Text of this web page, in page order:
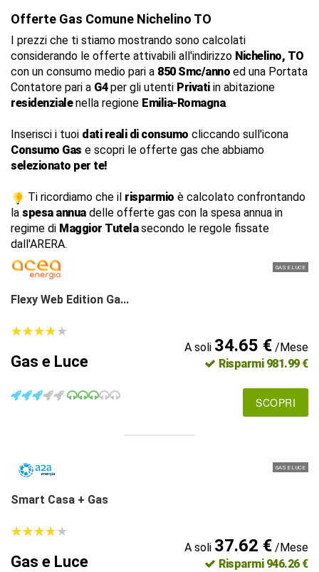
Offerte Gas Comune Nichelino TO
I prezzi che ti stiamo mostrando sono calcolati
considerando le offerte attivabili all'indirizzo Nichelino, TO
con un consumo medio pari a 850 Smc/anno ed una Portata
Contatore pari a G4per gli utenti Privatiin abitazione
residenzialenella regione Emilia-Romagna.
Inserisci i tuoi dati reali di consumo cliccando sull'icona
Consumo Gas e scopri le offerte gas che abbiamo
selezionato per te!
Ti ricordiamo che il risparmio è calcolato confrontando
la spesa annuadelle offerte gas con la spesa annua in
regime di Maggior Tutelasecondo le regole fissate
dall'ARERA.
GAS E LUCE
Flexy Web Edition Ga...
★★★★★
★★★★★
Gas e Luce
A soli 34.65 €/Mese
Risparmi 981.99 €
SCOPRI
GAS E LUCE
Smart Casa + Gas
★★★★★
★★★★★
Gas e Luce
A soli 37.62 €/Mese
Risparmi 946.26 €